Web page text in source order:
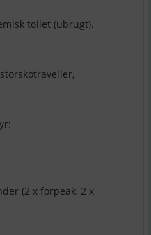
toilet (ubrugt).
(2 x forpeak, 2 x